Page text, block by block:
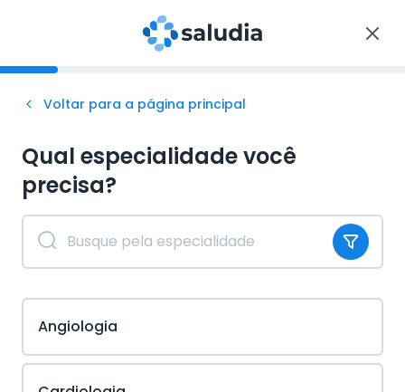
Voltar para a página principal
Qual especialidade você
precisa?
Angiologia